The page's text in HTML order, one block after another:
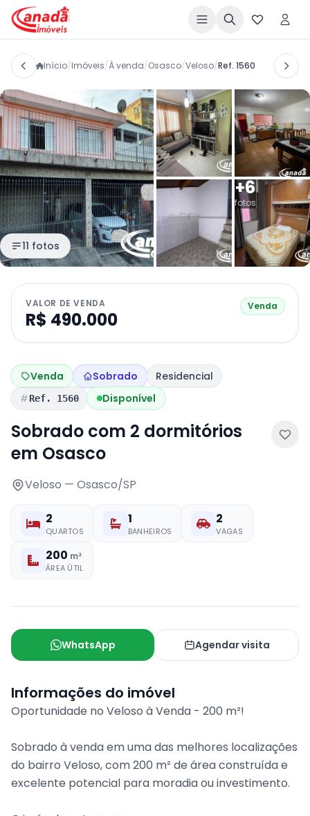
Início/Imóveis/À venda/Osasco/Veloso/Ref. 1560
+6
fotos
11 fotos
VALOR DE VENDA
R$ 490.000
Venda
Venda Sobrado Residencial
Ref. 1560 Disponível
Sobrado com 2 dormitórios
em Osasco
Veloso — Osasco/SP
2
QUARTOS
1
BANHEIROS
2
VAGAS
200 m²
ÁREA ÚTIL
WhatsApp Agendar visita
Informações do imóvel
Oportunidade no Veloso à Venda - 200 m²!
Sobrado à venda em uma das melhores localizações
do bairro Veloso, com 200 m² de área construída e
excelente potencial para moradia ou investimento.